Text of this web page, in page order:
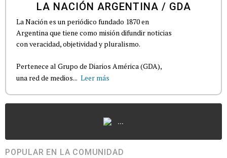
LA NACIÓN ARGENTINA / GDA
La Nación es un periódico fundado 1870 en
Argentina que tiene como misión difundir noticias
con veracidad, objetividad y pluralismo.
Pertenece al Grupo de Diarios América (GDA),
una red de medios... Leer más
...
POPULAR EN LA COMUNIDAD